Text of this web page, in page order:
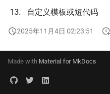
自定义模板或短代码
2025年11月4日 02:23:51
Made with Material for MkDocs